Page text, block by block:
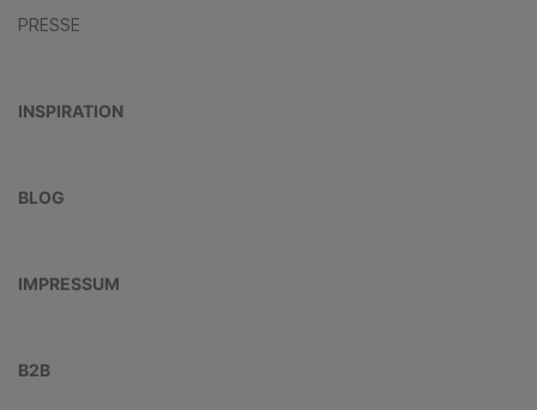
PRESSE
INSPIRATION
BLOG
IMPRESSUM
B2B